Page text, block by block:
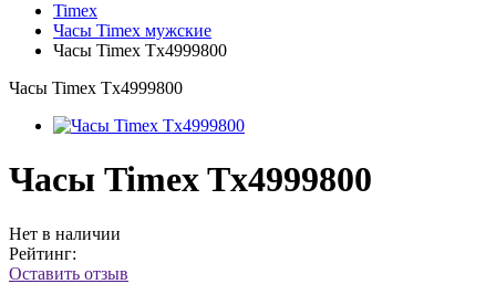
Timex
Часы Timex мужские
Часы Timex Tx4999800
Часы Timex Tx4999800
Часы Timex Tx4999800
Нет в наличии
Рейтинг:
Оставить отзыв